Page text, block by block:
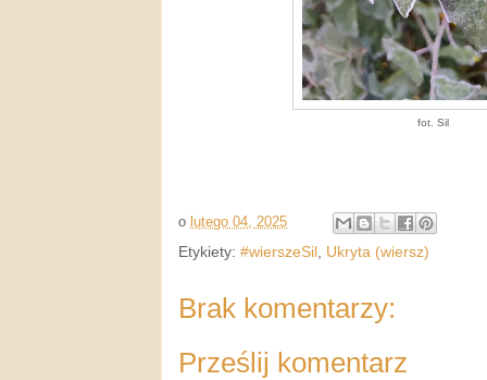
fot. Sil
o lutego 04, 2025
Etykiety: #wierszeSil Ukryta (wiersz)
Brak komentarzy:
Prześlij komentarz